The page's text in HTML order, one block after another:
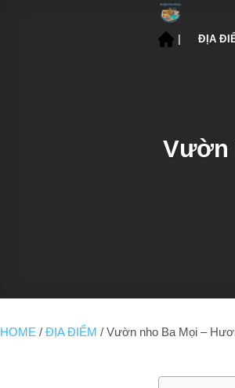
ĐỊA
Vườn
HOME / ĐỊA ĐIỂM / Vườn nho Ba Mọi –